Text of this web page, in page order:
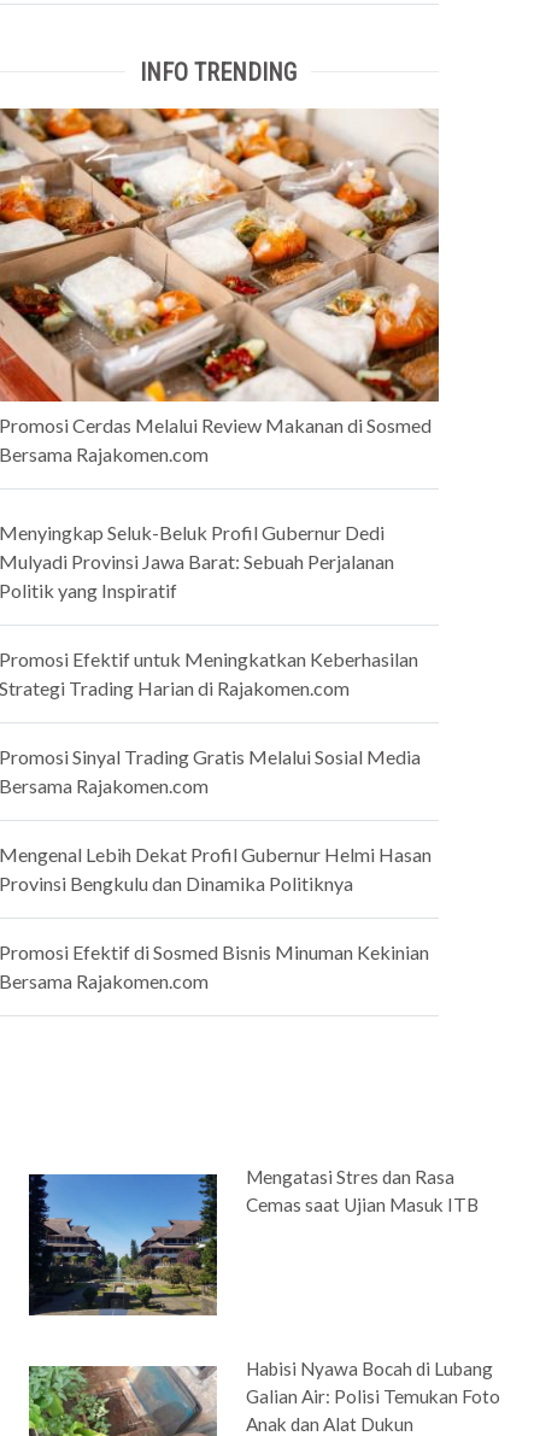
INFO TRENDING
Cerdas Melalui Review Makanan di Sosmed
Rajakomen.com
Seluk-Beluk Profil Gubernur Dedi
Provinsi Jawa Barat: Sebuah Perjalanan
yang Inspiratif
Efektif untuk Meningkatkan Keberhasilan
Trading Harian di Rajakomen.com
Sinyal Trading Gratis Melalui Sosial Media
Rajakomen.com
Lebih Dekat Profil Gubernur Helmi Hasan
Bengkulu dan Dinamika Politiknya
Efektif di Sosmed Bisnis Minuman Kekinian
Rajakomen.com
Mengatasi Stres dan Rasa
Cemas saat Ujian Masuk ITB
Habisi Nyawa Bocah di Lubang
Galian Air: Polisi Temukan Foto
Anak dan Alat Dukun